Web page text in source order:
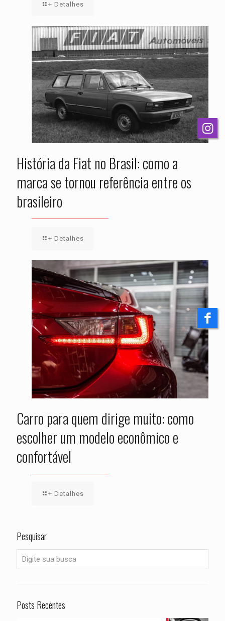
+ Detalhes
História da Fiat no Brasil: como a
marca se tornou referência entre os
brasileiro
+ Detalhes
Carro para quem dirige muito: como
escolher um modelo econômico e
confortável
+ Detalhes
Pesquisar
Posts Recentes